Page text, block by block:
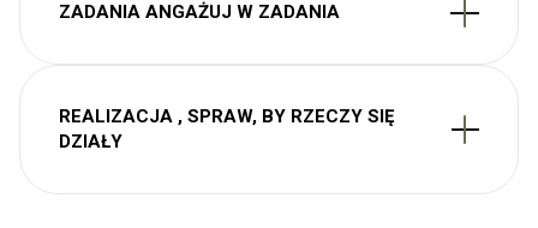
ZADANIA​ ANGAŻUJ W ZADANIA
REALIZACJA ,​ SPRAW, BY RZECZY SIĘ
DZIAŁY​